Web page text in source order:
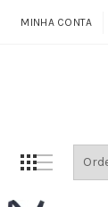
MINHA CONTA
Ordenado
mais